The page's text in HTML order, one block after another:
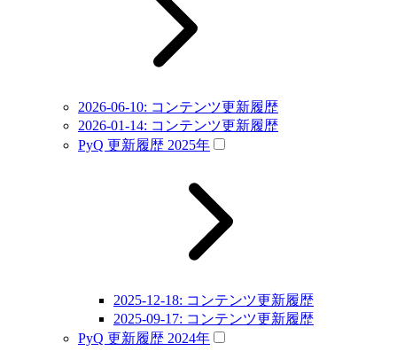
2026-06-10: コンテンツ更新履歴
2026-01-14: コンテンツ更新履歴
PyQ 更新履歴 2025年
2025-12-18: コンテンツ更新履歴
2025-09-17: コンテンツ更新履歴
PyQ 更新履歴 2024年